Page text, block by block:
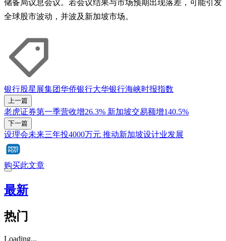
储备局议息会议。若会议结果与市场预期出现落差，可能引发
全球股市波动，并波及新加坡市场。
银行股星展集团华侨银行大华银行海峡时报指数
上一篇
老虎证券第一季营收增26.3% 新加坡交易额增140.5%
下一篇
设理会未来三年投4000万元 推动新加坡设计业发展
购买此文章
最新
热门
Loading...